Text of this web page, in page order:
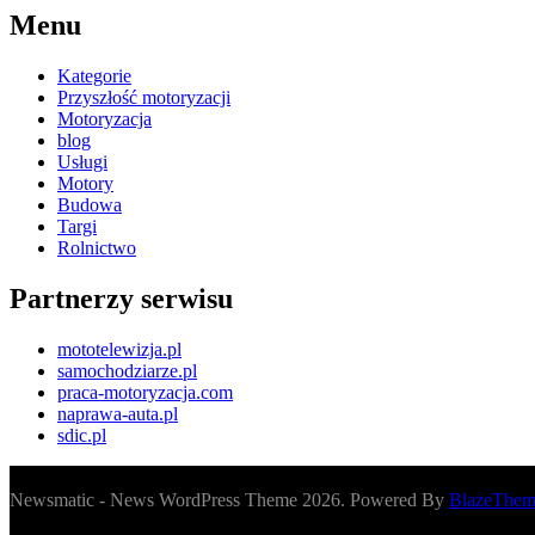
Menu
Kategorie
Przyszłość motoryzacji
Motoryzacja
blog
Usługi
Motory
Budowa
Targi
Rolnictwo
Partnerzy serwisu
mototelewizja.pl
samochodziarze.pl
praca-motoryzacja.com
naprawa-auta.pl
sdic.pl
Newsmatic - News WordPress Theme 2026. Powered By